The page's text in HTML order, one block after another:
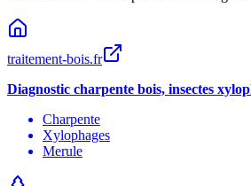
traitement-bois.fr
Diagnostic charpente bois, insectes
Charpente
Xylophages
Merule